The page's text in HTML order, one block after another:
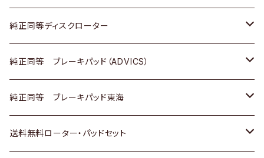
マツダ
三菱
スバル
日野
ダイハツ
マツダ
三菱
日野
ダイハツ
三菱
日野
三菱ふそう
日産
ダイハツ
マツダ
三菱
スズキ
日産
いすゞ
ダイハツ
日産
いすゞ
ダイハツ
マツダ
トヨタ
ホンダ
スズキ
日産
純正同等ディスクローター
トヨタ
ホンダ
スズキ
純正同等 ブレーキパッド（ADVICS）
トヨタ
ホンダ
純正同等 ブレーキパッド東海
トヨタ
送料無料ローター・パッドセット